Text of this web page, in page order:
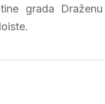
grada